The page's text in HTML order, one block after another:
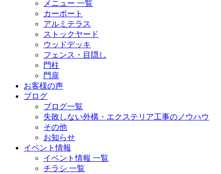
メニュー 一覧
カーポート
アルミテラス
ストックヤード
ウッドデッキ
フェンス・目隠し
門柱
門扉
お客様の声
ブログ
ブログ一覧
失敗しない外構・エクステリア工事のノウハウ
その他
お知らせ
イベント情報
イベント情報 一覧
チラシ 一覧